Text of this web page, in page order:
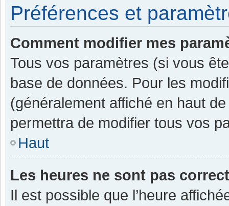
Préférences et
Comment modifier mes
Tous vos paramètres (si vous
base de données. Pour les
(généralement affiché en haut
permettra de modifier tous vos
Haut
Les heures ne sont pas
Il est possible que l’heure